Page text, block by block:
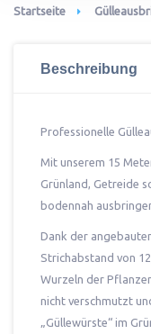
Startseite
Beschreibung
Professionelle
Mit unserem 15
Grünland, Getreide
bodennah
Dank der
Strichabstand von
Wurzeln der
nicht verschmutzt
„Güllewürste“ im